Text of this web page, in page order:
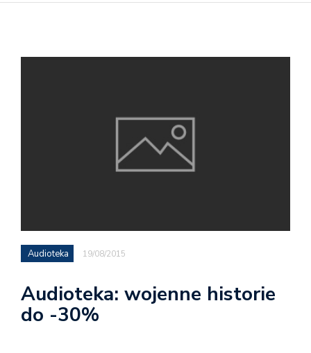
Audioteka 19/08/2015
Audioteka: wojenne historie
do -30%